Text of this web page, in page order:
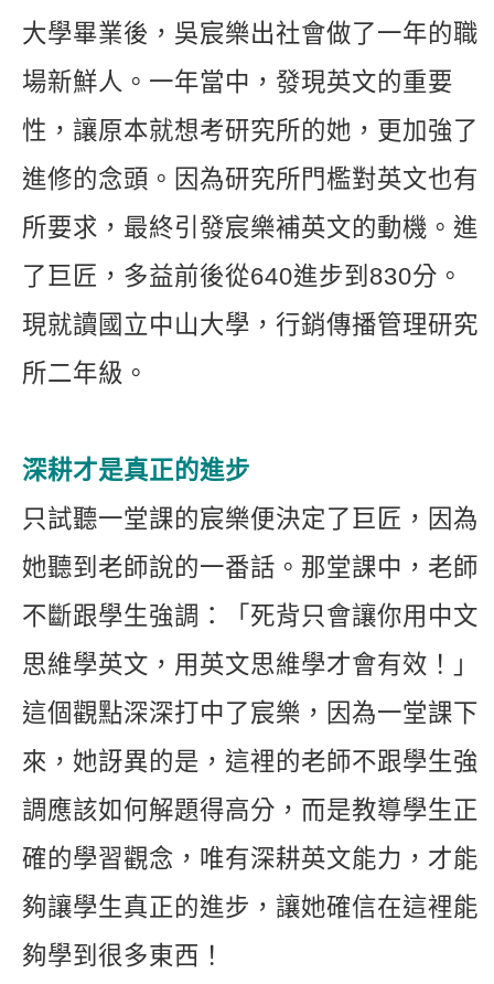
大學畢業後，吳宸樂出社會做了一年的職
場新鮮人。一年當中，發現英文的重要
性，讓原本就想考研究所的她，更加強了
進修的念頭。因為研究所門檻對英文也有
所要求，最終引發宸樂補英文的動機。進
了巨匠，多益前後從640進步到830分。
現就讀國立中山大學，行銷傳播管理研究
所二年級。
深耕才是真正的進步
只試聽一堂課的宸樂便決定了巨匠，因為
她聽到老師說的一番話。那堂課中，老師
不斷跟學生強調：「死背只會讓你用中文
思維學英文，用英文思維學才會有效！」
這個觀點深深打中了宸樂，因為一堂課下
來，她訝異的是，這裡的老師不跟學生強
調應該如何解題得高分，而是教導學生正
確的學習觀念，唯有深耕英文能力，才能
夠讓學生真正的進步，讓她確信在這裡能
夠學到很多東西！